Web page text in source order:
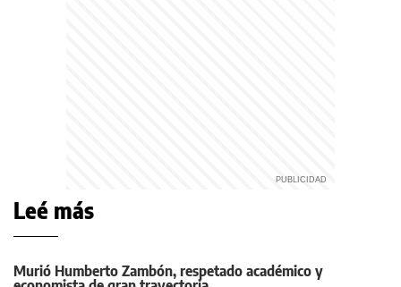
Leé más
Murió Humberto Zambón, respetado académico y